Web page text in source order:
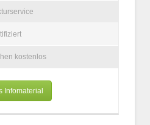
kostenlos
Infomaterial